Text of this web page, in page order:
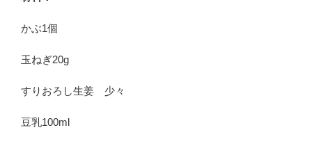
かぶ1個
玉ねぎ20g
すりおろし生姜 少々
豆乳100ml